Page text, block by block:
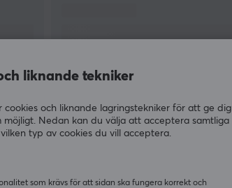
VISA MER
liknande tekniker
cookies och liknande lagringstekniker för att ge dig
möjligt. Nedan kan du välja att acceptera samtliga
typ av cookies du vill acceptera.
som krävs för att sidan ska fungera korrekt och